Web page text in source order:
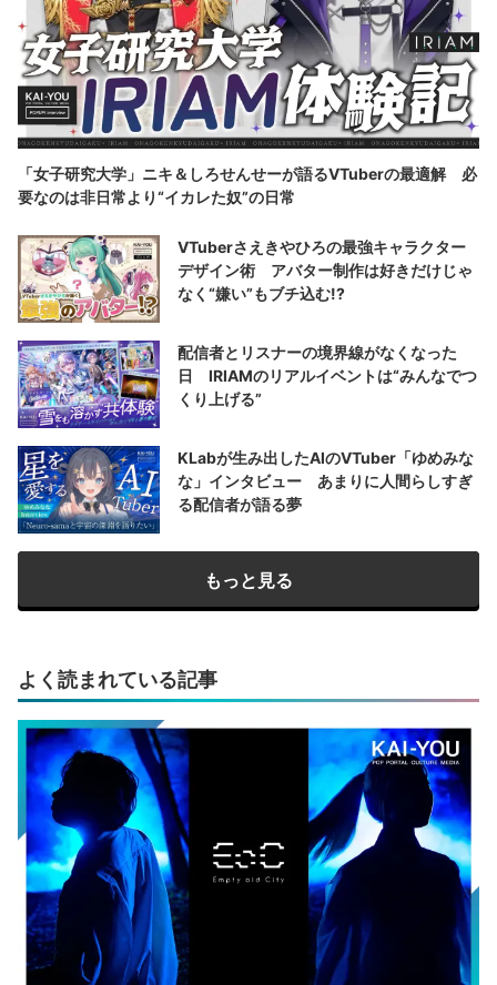
「女子研究大学」ニキ＆しろせんせーが語るVTuberの最適解 必
要なのは非日常より“イカレた奴”の日常
VTuberさえきやひろの最強キャラクター
デザイン術 アバター制作は好きだけじゃ
なく“嫌い”もブチ込む!?
配信者とリスナーの境界線がなくなった
日 IRIAMのリアルイベントは“みんなでつ
くり上げる”
KLabが生み出したAIのVTuber「ゆめみな
な」インタビュー あまりに人間らしすぎ
る配信者が語る夢
もっと見る
よく読まれている記事